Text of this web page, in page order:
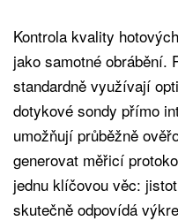
Kontrola kvality
jako samotné obrábění.
standardně využívají
dotykové sondy přímo
umožňují průběžně
generovat měřicí
jednu klíčovou věc:
skutečně odpovídá